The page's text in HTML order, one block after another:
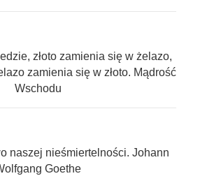
złoto zamienia się w żelazo,
zamienia się w złoto. Mądrość
Wschodu
naszej nieśmiertelności. Johann
Goethe